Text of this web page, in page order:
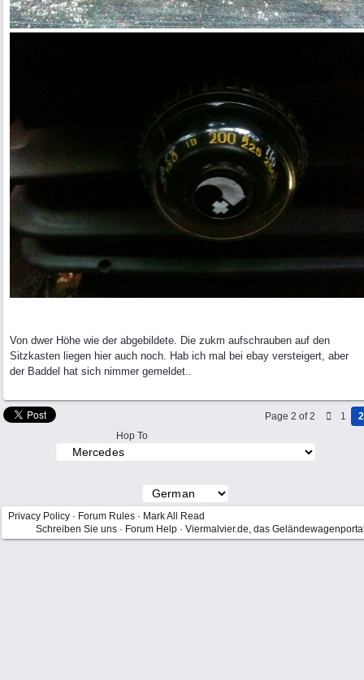
Von dwer Höhe wie der abgebildete. Die zukm aufschrauben auf den
Sitzkasten liegen hier auch noch. Hab ich mal bei ebay versteigert, aber
der Baddel hat sich nimmer gemeldet..
Page 2 of 2 1
2
Hop To
Privacy Policy · Forum Rules · Mark All Read
Schreiben Sie uns · Forum Help · Viermalvier.de, das